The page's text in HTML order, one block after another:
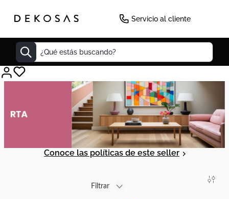
Servicio al cliente
¿Qué estás buscando?
Conoce las políticas de este seller
Filtrar
Lamparas